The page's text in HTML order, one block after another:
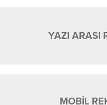
YAZI ARASI
MOBİL